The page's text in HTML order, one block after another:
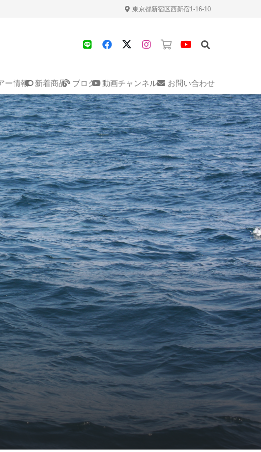
東京都新宿区西新宿1-16-10
ー情報 新着商品 ブログ 動画チャンネル お問い合わせ